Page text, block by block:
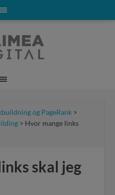
og PageRank >
> Hvor mange links
skal jeg